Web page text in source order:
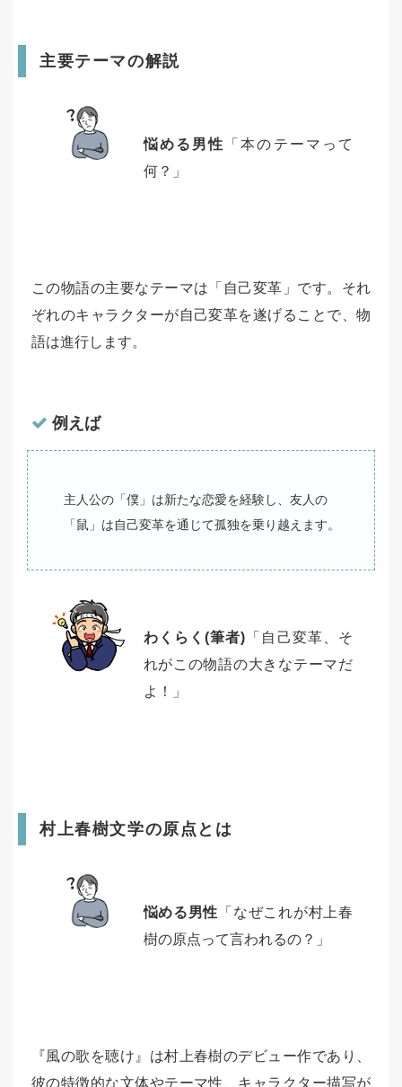
主要テーマの解説
悩める男性
「本のテーマって
何？」
この物語の主要なテーマは「自己変革」です。それ
ぞれのキャラクターが自己変革を遂げることで、物
語は進行します。
例えば
主人公の「僕」は新たな恋愛を経験し、友人の
「鼠」は自己変革を通じて孤独を乗り越えます。
わくらく(筆者) 「自己変革、そ
れがこの物語の大きなテーマだ
よ！」
村上春樹文学の原点とは
悩める男性 「なぜこれが村上春
樹の原点って言われるの？」
『風の歌を聴け』は村上春樹のデビュー作であり、
彼の特徴的な文体やテーマ性、キャラクター描写が